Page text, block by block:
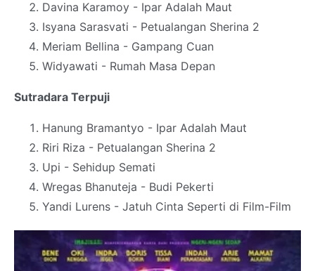
Davina Karamoy - Ipar Adalah Maut
Isyana Sarasvati - Petualangan Sherina 2
Meriam Bellina - Gampang Cuan
Widyawati - Rumah Masa Depan
Sutradara Terpuji
Hanung Bramantyo - Ipar Adalah Maut
Riri Riza - Petualangan Sherina 2
Upi - Sehidup Semati
Wregas Bhanuteja - Budi Pekerti
Yandi Lurens - Jatuh Cinta Seperti di Film-Film